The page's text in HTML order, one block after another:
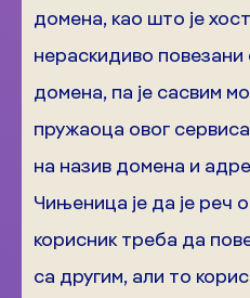
домена, као што је
нераскидиво повезани
домена, па је сасвим
пружаоца овог сервиса
на назив домена и
Чињеница је да је реч
корисник треба да
са другим, али то